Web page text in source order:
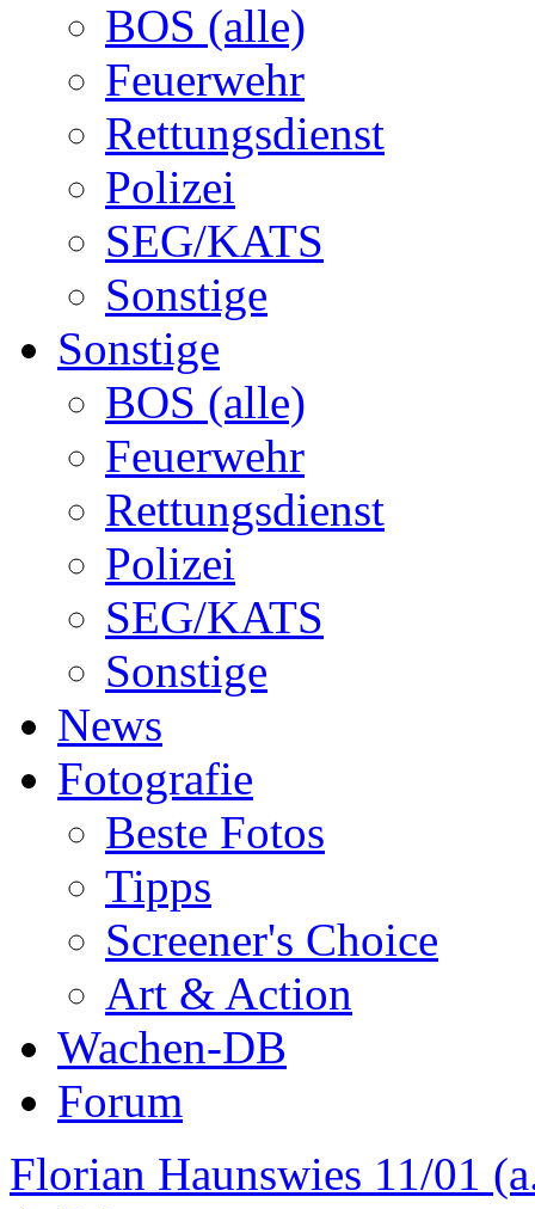
BOS (alle)
Feuerwehr
Rettungsdienst
Polizei
SEG/KATS
Sonstige
Sonstige
BOS (alle)
Feuerwehr
Rettungsdienst
Polizei
SEG/KATS
Sonstige
News
Fotografie
Beste Fotos
Tipps
Screener's Choice
Art & Action
Wachen-DB
Forum
Florian Haunswies 11/01